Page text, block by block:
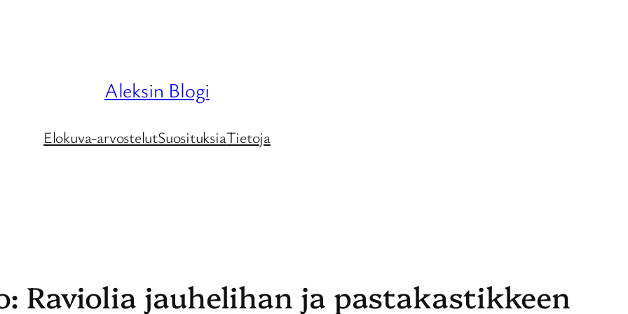
Aleksin Blogi
Elokuva-arvostelutSuosituksiaTietoja
Raviolia jauhelihan ja pastakastikkeen